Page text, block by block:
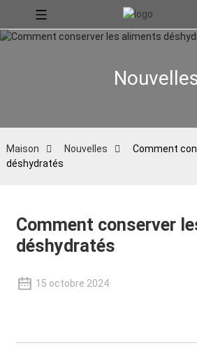
Maison Nouvelles
Comment
déshydratés
Comment conserver
déshydratés
15 octobre 2024